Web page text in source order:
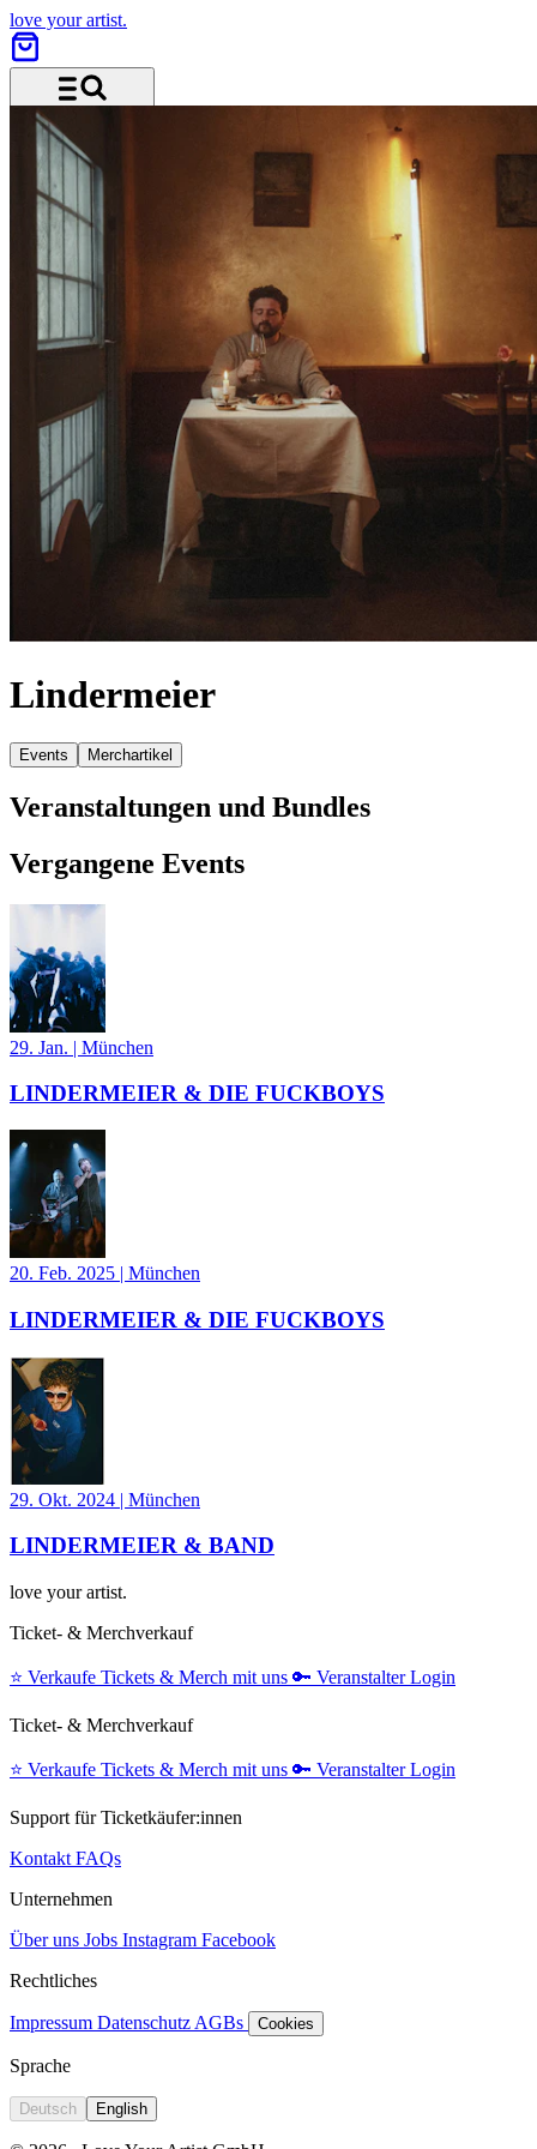
love your artist.
Menü und Suche
Lindermeier
Events Merchartikel
Veranstaltungen und Bundles
Vergangene Events
29. Jan. | München
LINDERMEIER & DIE FUCKBOYS
20. Feb. 2025 | München
LINDERMEIER & DIE FUCKBOYS
29. Okt. 2024 | München
LINDERMEIER & BAND
love your artist.
Ticket- & Merchverkauf
⭐️ Verkaufe Tickets & Merch mit uns 🔑 Veranstalter Login
Ticket- & Merchverkauf
⭐️ Verkaufe Tickets & Merch mit uns 🔑 Veranstalter Login
Support für Ticketkäufer:innen
Kontakt FAQs
Unternehmen
Über uns Jobs Instagram Facebook
Rechtliches
Impressum Datenschutz AGBs Cookies
Sprache
Deutsch English